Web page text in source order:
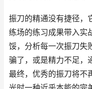
振刀的精通没有捷径，
练场的练习成果带入实
馁，分析每一次振刀失
骗了，或是精力不足，
最终，优秀的振刀将不